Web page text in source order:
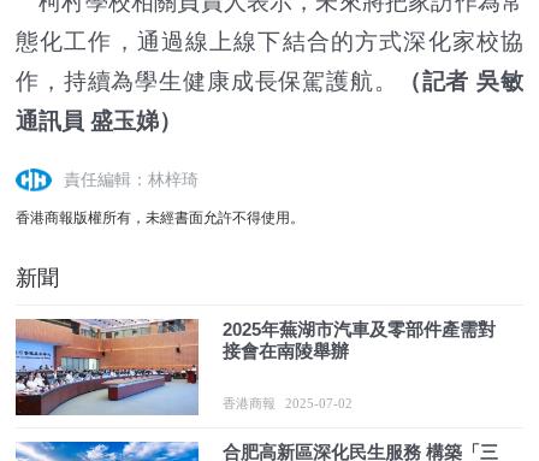
態化工作，通過線上線下結合的方式深化家校協
作，持續為學生健康成長保駕護航。
（記者 吳敏
通訊員 盛玉娣）
責任編輯：林梓琦
香港商報版權所有，未經書面允許不得使用。
新聞
2025年蕪湖市汽車及零部件產需對
接會在南陵舉辦
香港商報 2025-07-02
合肥高新區深化民生服務 構築「三